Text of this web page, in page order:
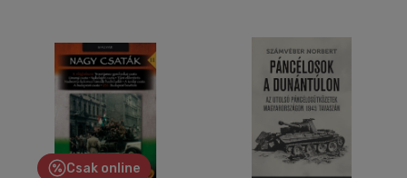
Csak online